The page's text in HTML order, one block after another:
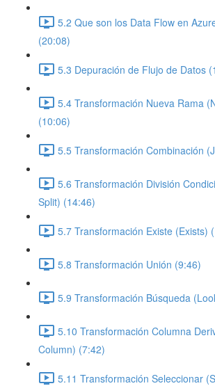
5.2 Que son los Data Flow en
(20:08)
5.3 Depuración de Flujo de Datos
5.4 Transformación Nueva Rama
(10:06)
5.5 Transformación Combinación
5.6 Transformación División
Split) (14:46)
5.7 Transformación Existe (Exists)
5.8 Transformación Unión (9:46)
5.9 Transformación Búsqueda
5.10 Transformación Columna
Column) (7:42)
5.11 Transformación Seleccionar